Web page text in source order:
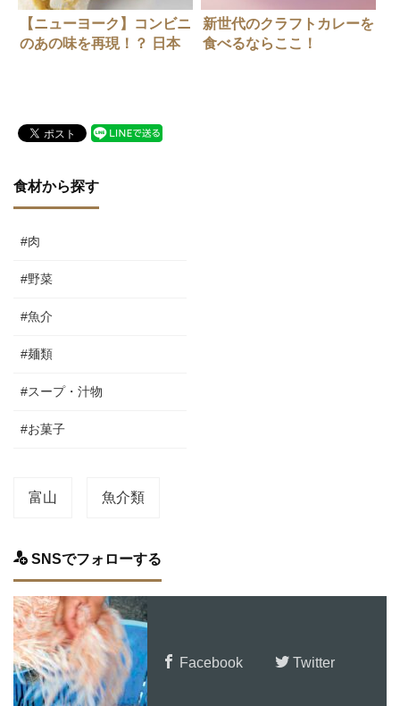
【ニューヨーク】コンビニ
のあの味を再現！？ 日本
新世代のクラフトカレーを
食べるならここ！
食材から探す
#肉
#野菜
#魚介
#麺類
#スープ・汁物
#お菓子
富山 魚介類
SNSでフォローする
Facebook Twitter